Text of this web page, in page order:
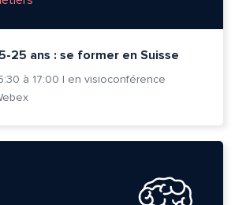
25 ans : se former en Suisse
à 17:00 | en visioconférence